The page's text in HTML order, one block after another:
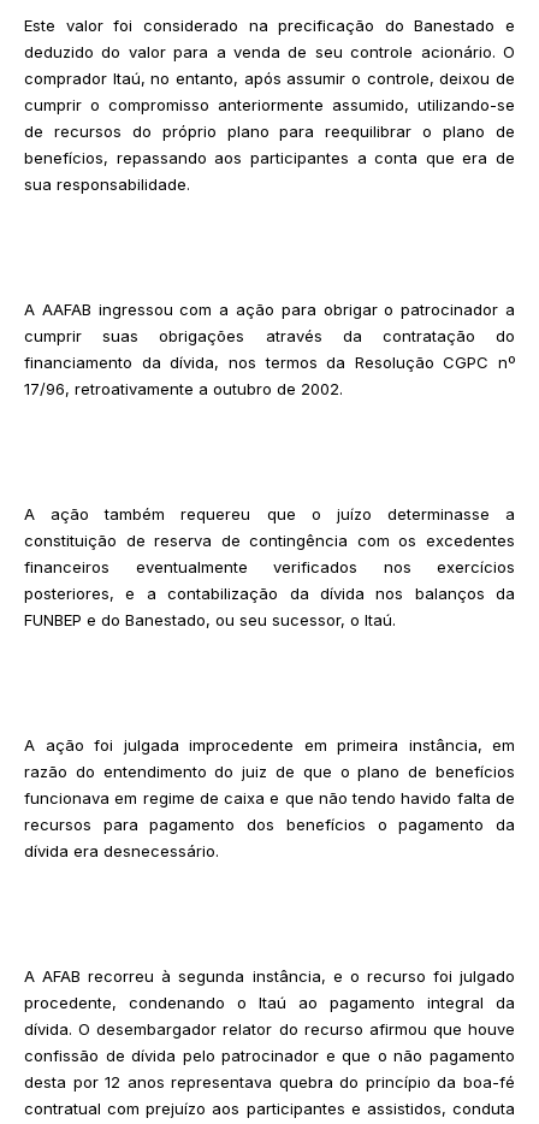
Este valor foi considerado na precificação do Banestado e
deduzido do valor para a venda de seu controle acionário. O
comprador Itaú, no entanto, após assumir o controle, deixou de
cumprir o compromisso anteriormente assumido, utilizando-se
de recursos do próprio plano para reequilibrar o plano de
benefícios, repassando aos participantes a conta que era de
sua responsabilidade.
A AAFAB ingressou com a ação para obrigar o patrocinador a
cumprir suas obrigações através da contratação do
financiamento da dívida, nos termos da Resolução CGPC nº
17/96, retroativamente a outubro de 2002.
A ação também requereu que o juízo determinasse a
constituição de reserva de contingência com os excedentes
financeiros eventualmente verificados nos exercícios
posteriores, e a contabilização da dívida nos balanços da
FUNBEP e do Banestado, ou seu sucessor, o Itaú.
A ação foi julgada improcedente em primeira instância, em
razão do entendimento do juiz de que o plano de benefícios
funcionava em regime de caixa e que não tendo havido falta de
recursos para pagamento dos benefícios o pagamento da
dívida era desnecessário.
A AFAB recorreu à segunda instância, e o recurso foi julgado
procedente, condenando o Itaú ao pagamento integral da
dívida. O desembargador relator do recurso afirmou que houve
confissão de dívida pelo patrocinador e que o não pagamento
desta por 12 anos representava quebra do princípio da boa-fé
contratual com prejuízo aos participantes e assistidos, conduta